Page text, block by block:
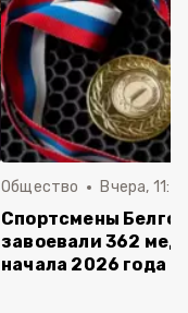
Общество Вчера,
Спортсмены
завоевали 362
начала 2026 года